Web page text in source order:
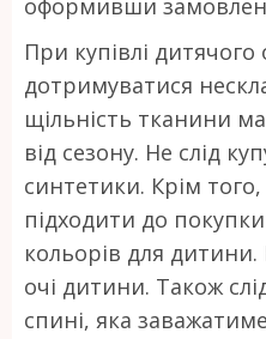
оформивши
При купівлі
дотримуватися
щільність тканини
від сезону. Не слід
синтетики. Крім
підходити до
кольорів для
очі дитини. Також
спині, яка